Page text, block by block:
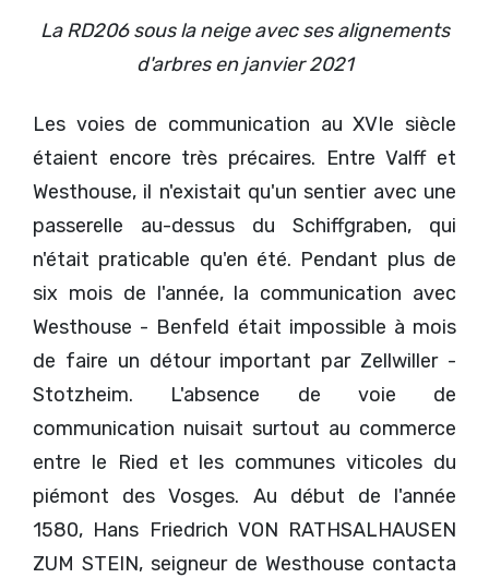
La RD206 sous la neige avec ses alignements
d'arbres en janvier 2021
Les voies de communication au XVIe siècle
étaient encore très précaires. Entre Valff et
Westhouse, il n'existait qu'un sentier avec une
passerelle au-dessus du Schiffgraben, qui
n'était praticable qu'en été. Pendant plus de
six mois de l'année, la communication avec
Westhouse - Benfeld était impossible à mois
de faire un détour important par Zellwiller -
Stotzheim. L'absence de voie de
communication nuisait surtout au commerce
entre le Ried et les communes viticoles du
piémont des Vosges. Au début de l'année
1580, Hans Friedrich VON RATHSALHAUSEN
ZUM STEIN, seigneur de Westhouse contacta